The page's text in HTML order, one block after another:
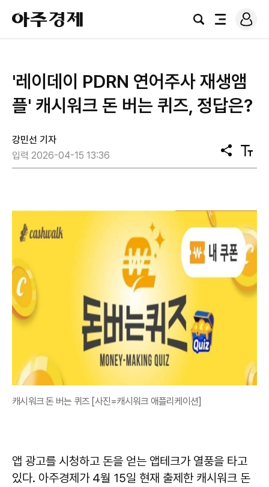
아
주
경
검
전
로
그
'레이데이 PDRN 연어주사 재생앰
플' 캐시워크 돈 버는 퀴즈, 정답은?
강민선 기자
입력 2026-04-15 13:36
공
유
텍
스
캐시워크 돈 버는 퀴즈 [사진=캐시워크 애플리케이션]
앱 광고를 시청하고 돈을 얻는 앱테크가 열풍을 타고
있다. 아주경제가 4월 15일 현재 출제한 캐시워크 돈